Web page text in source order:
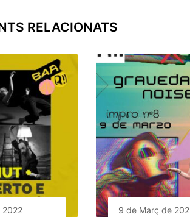
RELACIONATS
2022 9 de Març de